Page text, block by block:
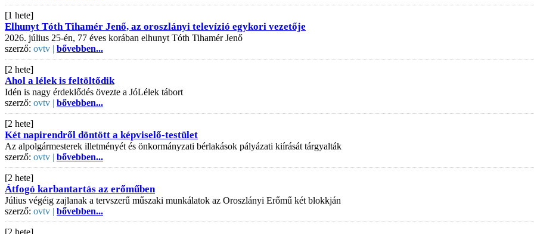
[1 hete]
Elhunyt Tóth Tihamér Jenő, az oroszlányi televízió egykori vezetője
2026. július 25-én, 77 éves korában elhunyt Tóth Tihamér Jenő
szerző: ovtv | bővebben...
[2 hete]
Ahol a lélek is feltöltődik
Idén is nagy érdeklődés övezte a JóLélek tábort
szerző: ovtv | bővebben...
[2 hete]
Két napirendről döntött a képviselő-testület
Az alpolgármesterek illetményét és önkormányzati bérlakások pályázati kiírását tárgyalták
szerző: ovtv | bővebben...
[2 hete]
Átfogó karbantartás az erőműben
Július végéig zajlanak a tervszerű műszaki munkálatok az Oroszlányi Erőmű két blokkján
szerző: ovtv | bővebben...
[2 hete]